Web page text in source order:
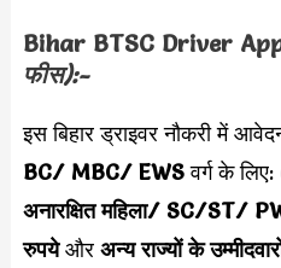
Bihar BTSC Driver
फीस):-
इस बिहार ड्राइवर नौकरी में
BC/ MBC/ EWSवर्ग के लिए:
अनारक्षित महिला/ SC/ST/
रुपयेऔरअन्य राज्यों के